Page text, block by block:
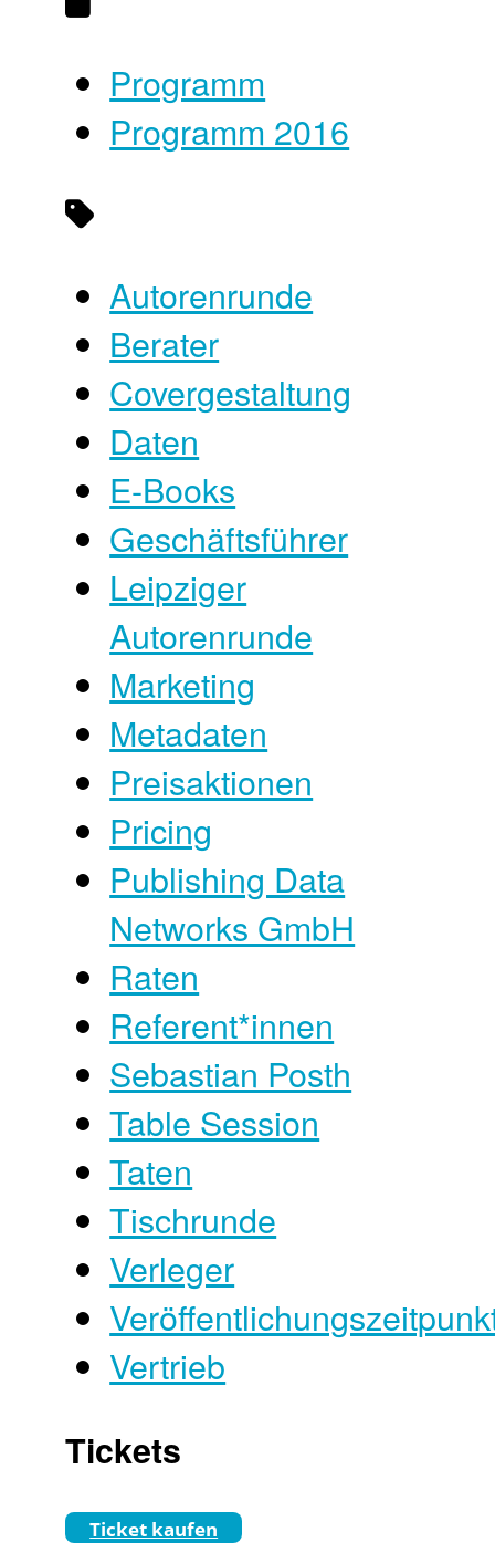
Programm
Programm 2016
Autorenrunde
Berater
Covergestaltung
Daten
E-Books
Geschäftsführer
Leipziger
Autorenrunde
Marketing
Metadaten
Preisaktionen
Pricing
Publishing Data
Networks GmbH
Raten
Referent*innen
Sebastian Posth
Table Session
Taten
Tischrunde
Verleger
Vertrieb
Tickets
Ticket kaufen